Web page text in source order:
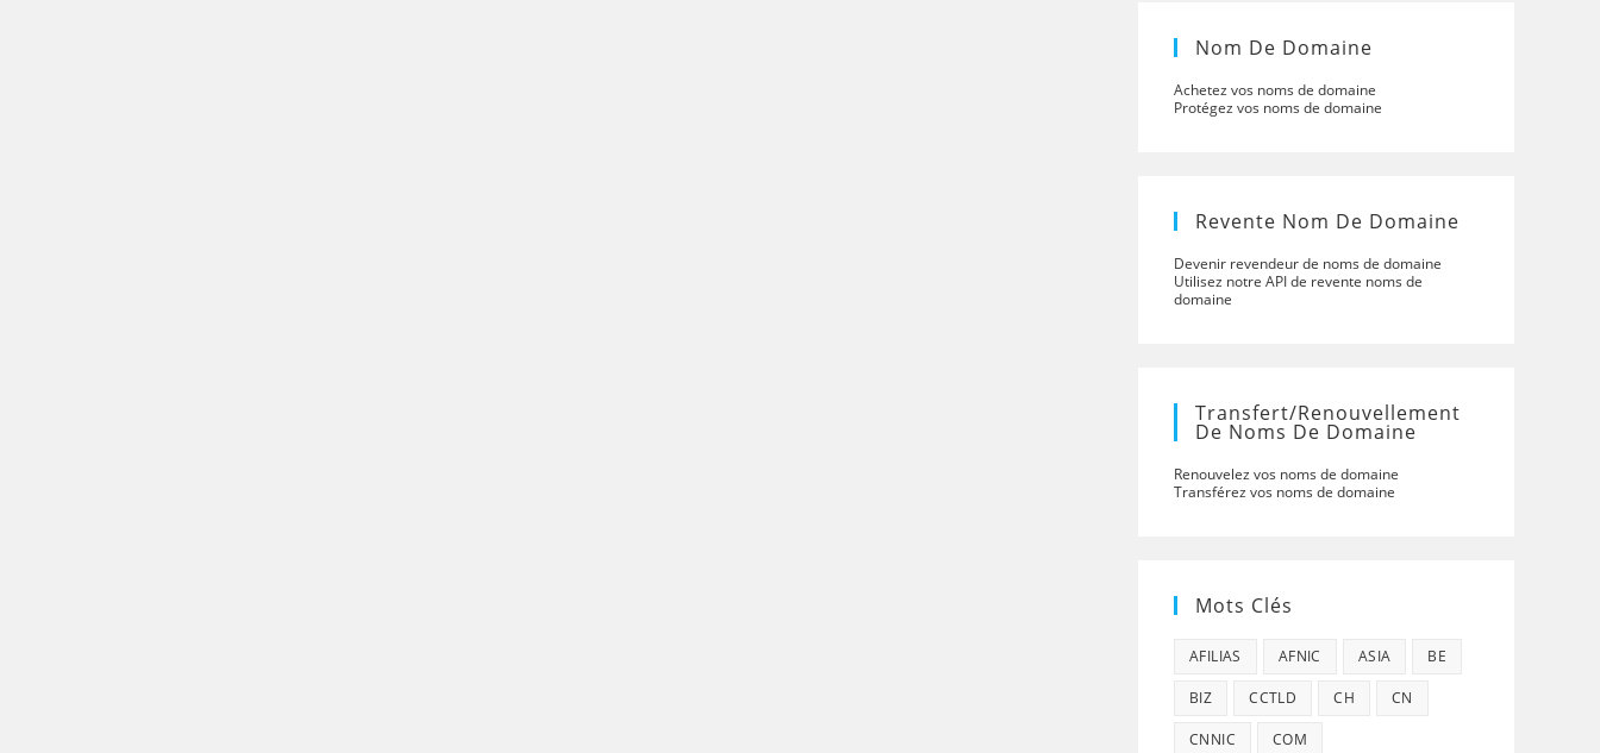
Nom De Domaine
Achetez vos noms de domaine
Protégez vos noms de domaine
Revente Nom De Domaine
Devenir revendeur de noms de domaine
Utilisez notre API de revente noms de
domaine
Transfert/renouvellement
De Noms De Domaine
Renouvelez vos noms de domaine
Transférez vos noms de domaine
Mots Clés
AFILIAS AFNIC ASIA BE
BIZ CCTLD CH CN
CNNIC COM